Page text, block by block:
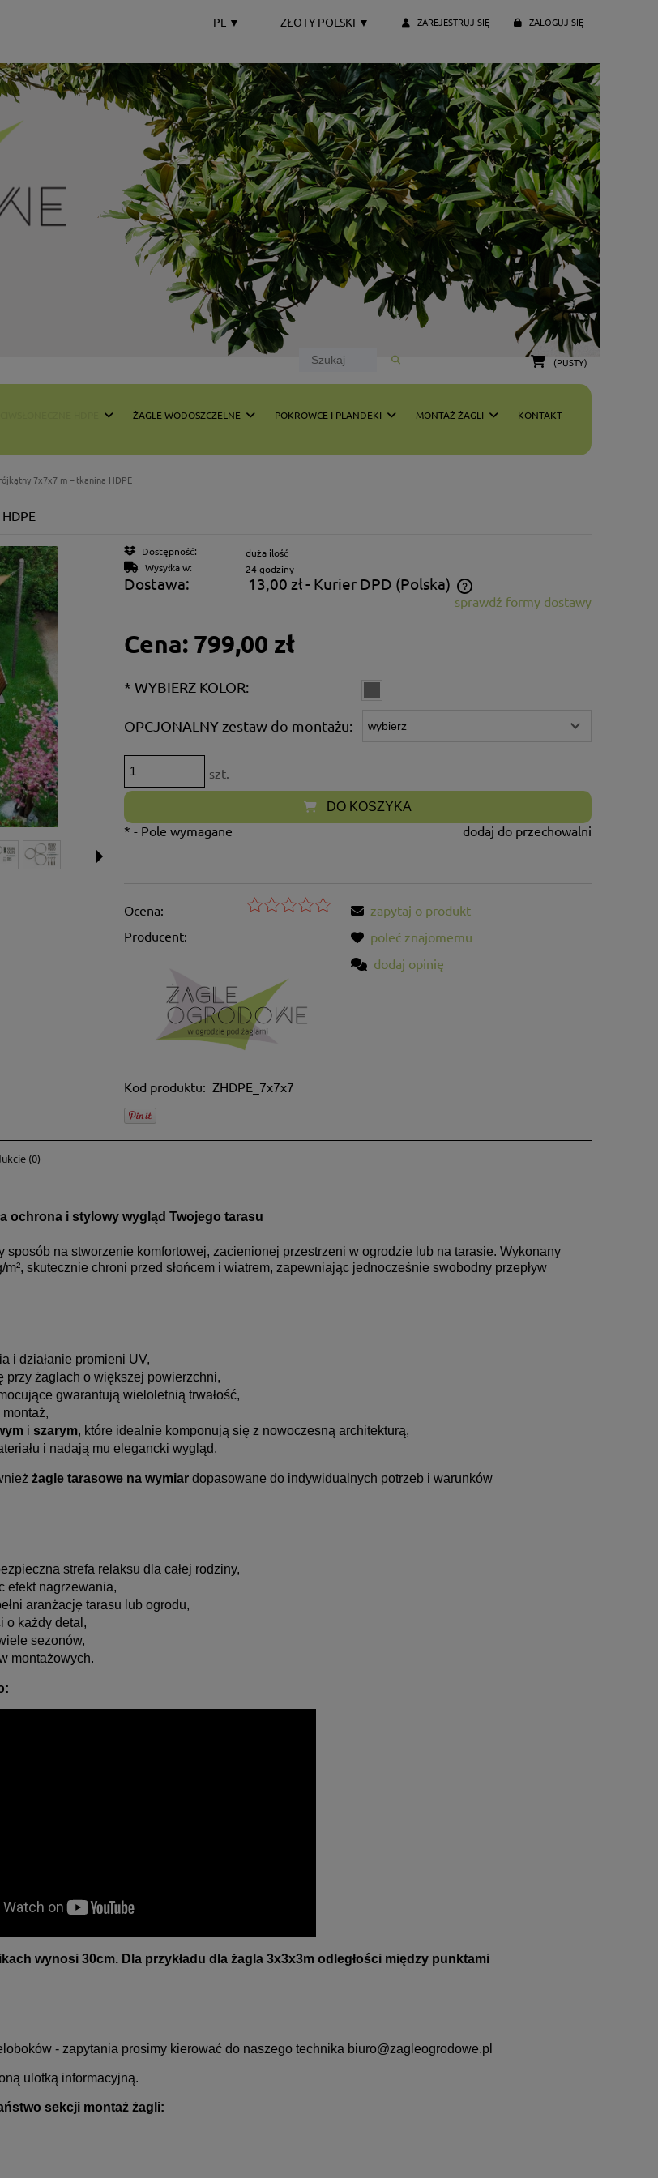
ZAREJESTRUJ SIĘ ZALOGUJ SIĘ
ZŁOTY POLSKI ▼
PL ▼
(PUSTY)
ŻAGLE WODOSZCZELNE POKROWCE I PLANDEKI MONTAŻ ŻAGLI KONTAKT
7x7x7 m – tkanina HDPE
Dostępność:
duża ilość
Wysyłka w:
24 godziny
Dostawa: 13,00 zł- Kurier DPD (Polska)
płatności
sprawdź formy dostawy
Cena: 799,00 zł
* WYBIERZ KOLOR:
OPCJONALNY zestaw do montażu:
szt.
DO KOSZYKA
dodaj do przechowalni
* - Pole wymagane
Ocena:
Producent:
Kod produktu: ZHDPE_7x7x7
zapytaj o produkt
poleć znajomemu
dodaj opinię
(0)
ochrona i stylowy wygląd Twojego tarasu
sposób na stworzenie komfortowej, zacienionej przestrzeni w ogrodzie lub na tarasie. Wykonany
skutecznie chroni przed słońcem i wiatrem, zapewniając jednocześnie swobodny przepływ
i działanie promieni UV,
przy żaglach o większej powierzchni,
gwarantują wieloletnią trwałość,
i szarym, które idealnie komponują się z nowoczesną architekturą,
i nadają mu elegancki wygląd.
żagle tarasowe na wymiar dopasowane do indywidualnych potrzeb i warunków
strefa relaksu dla całej rodziny,
efekt nagrzewania,
aranżację tarasu lub ogrodu,
o każdy detal,
sezonów,
montażowych.
wynosi 30cm. Dla przykładu dla żagla 3x3x3m odległości między punktami
- zapytania prosimy kierować do naszego technika biuro@zagleogrodowe.pl
ulotką informacyjną.
sekcji montaż żagli: